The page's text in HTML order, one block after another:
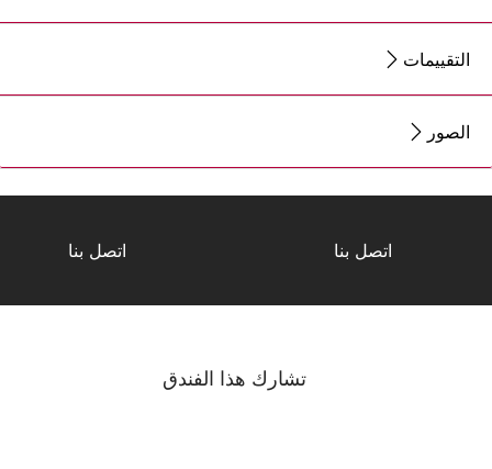
التقييمات
الصور
اتصل بنا اتصل بنا
تشارك هذا الفندق